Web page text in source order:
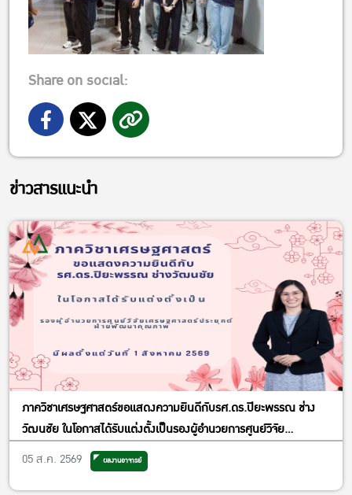
Share on social:
ข่าวสารแนะนำ
ภาควิชาเศรษฐศาสตร์ขอแสดงความยินดีกับรศ.ดร.ปิยะพรรณ ช่าง
วัฒนชัย ในโอกาสได้รับแต่งตั้งเป็นรองผู้อำนวยการศูนย์วิจัย
เศรษฐศาสตร์ประยุกต์ ฝ่ายพัฒนาคุณภาพ
05 ส.ค. 2569 ผลงานอาจารย์